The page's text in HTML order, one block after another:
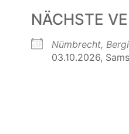
NÄCHSTE
Nümbrecht,
03.10.2026,